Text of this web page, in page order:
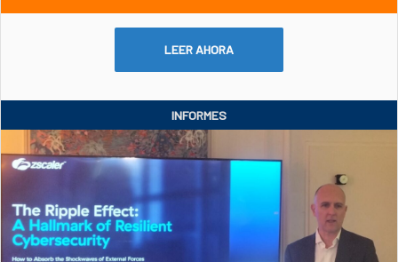
LEER AHORA
INFORMES